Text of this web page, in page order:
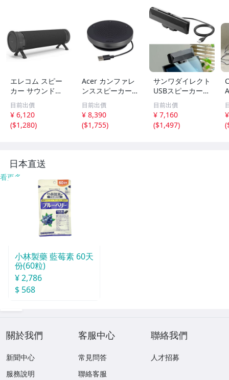
エレコム スピー
カー サウンドバ
ー風 [有線/Bluet
ooth両対応] PC T
V スマホ タブレ
ットに behav ブ
目前出價
¥ 6,120
($1,280)
Acer カンファレ
ンススピーカー A
SK130 スピーカ
ーフォン 会議用
マイク スピーカ
ー 一体型 双方向
目前出價
¥ 8,390
($1,755)
サンワダイレクト
USBスピーカー
サウンドバー ク
リップ式 自立可
能 コンパクト 6
W パッシブラジ
目前出價
¥ 7,160
($1,497)
(
日本直送
看更多
小林製藥 藍莓素 60天
份(60粒)
¥ 2,786
$ 568
關於我們
新聞中心
服務說明
客服中心
常見問答
聯絡客服
聯絡我們
人才招募